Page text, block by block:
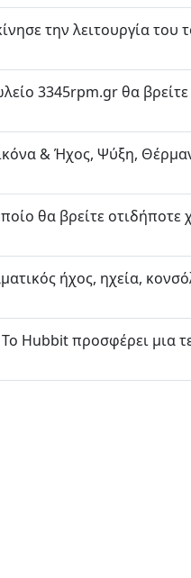
την λειτουργία του
3345rpm.gr θα
& Ήχος, Ψύξη,
θα βρείτε οτιδήποτε
ήχος, ηχεία,
Hubbit προσφέρει μια